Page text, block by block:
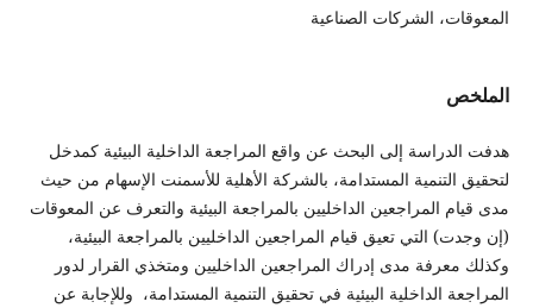
المعوقات، الشركات الصناعية
الملخص
هدفت الدراسة إلى البحث عن واقع المراجعة الداخلية البيئية كمدخل
لتحقيق التنمية المستدامة، بالشركة الأهلية للأسمنت الإسهام من حيث
مدى قيام المراجعين الداخليين بالمراجعة البيئية والتعرف عن المعوقات
(إن وجدت) التي تعيق قيام المراجعين الداخليين بالمراجعة البيئية،
وكذلك معرفة مدى إدراك المراجعين الداخليين ومتخذي القرار لدور
المراجعة الداخلية البيئية في تحقيق التنمية المستدامة، وللإجابة عن